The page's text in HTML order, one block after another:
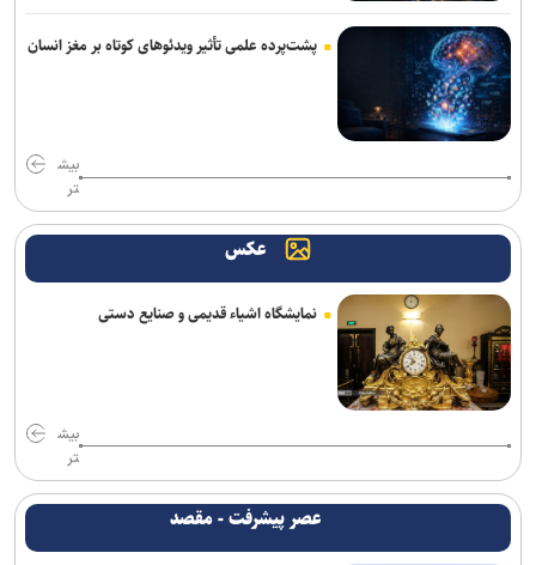
پشت‌پرده علمی تأثیر ویدئو‌های کوتاه بر مغز انسان
بیش
تر
عکس
نمایشگاه اشیاء قدیمی و صنایع دستی
بیش
تر
عصر پیشرفت - مقصد